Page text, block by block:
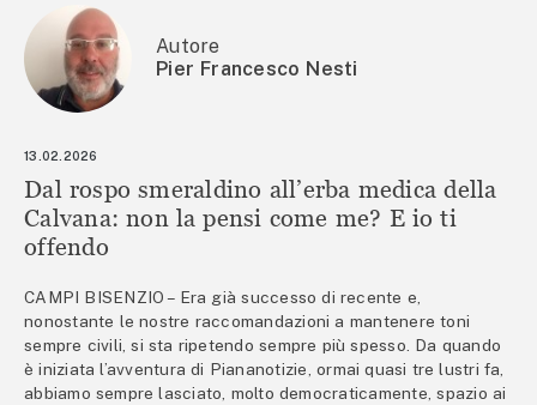
Autore
Pier Francesco Nesti
13.02.2026
Dal rospo smeraldino all’erba medica della
Calvana: non la pensi come me? E io ti
offendo
CAMPI BISENZIO – Era già successo di recente e,
nonostante le nostre raccomandazioni a mantenere toni
sempre civili, si sta ripetendo sempre più spesso. Da quando
è iniziata l’avventura di Piananotizie, ormai quasi tre lustri fa,
abbiamo sempre lasciato, molto democraticamente, spazio ai